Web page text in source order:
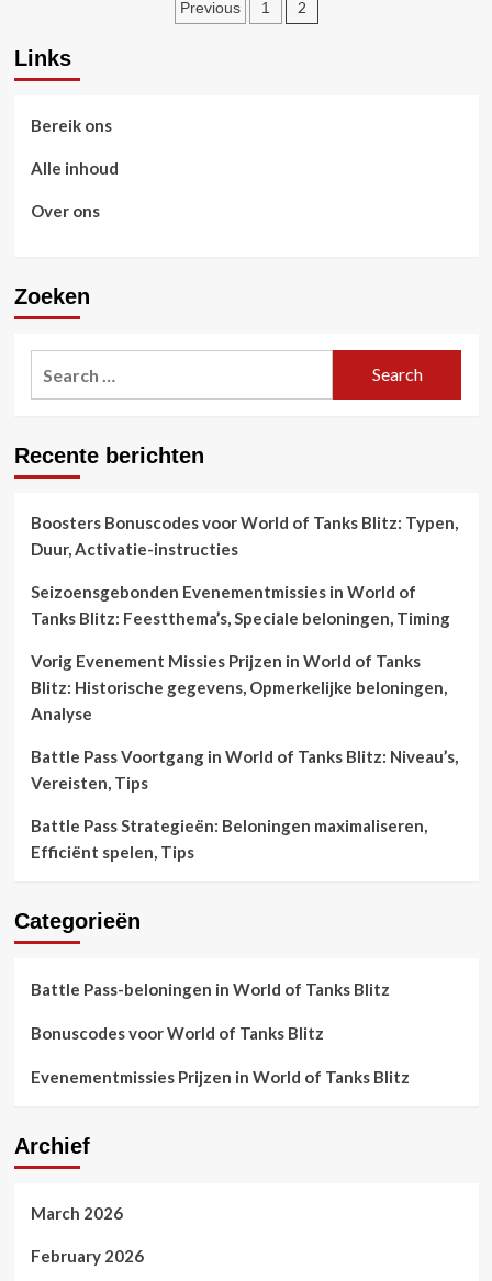
Posts
Previous 1 2
Links
Bereik ons
Alle inhoud
Over ons
Zoeken
Recente berichten
Boosters Bonuscodes voor World of Tanks Blitz: Typen,
Duur, Activatie-instructies
Seizoensgebonden Evenementmissies in World of
Tanks Blitz: Feestthema’s, Speciale beloningen, Timing
Vorig Evenement Missies Prijzen in World of Tanks
Blitz: Historische gegevens, Opmerkelijke beloningen,
Analyse
Battle Pass Voortgang in World of Tanks Blitz: Niveau’s,
Vereisten, Tips
Battle Pass Strategieën: Beloningen maximaliseren,
Efficiënt spelen, Tips
Categorieën
Battle Pass-beloningen in World of Tanks Blitz
Bonuscodes voor World of Tanks Blitz
Evenementmissies Prijzen in World of Tanks Blitz
Archief
March 2026
February 2026